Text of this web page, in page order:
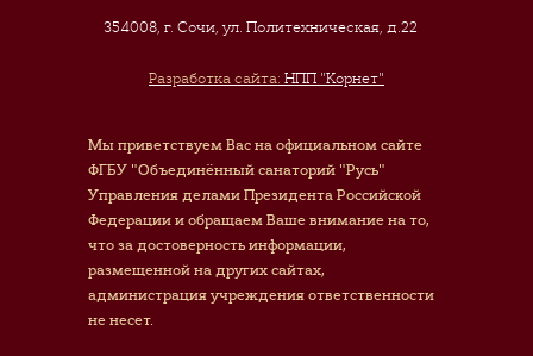
354008, г. Сочи,ул. Политехническая, д.22
Разработка сайта: НПП "Корнет"
Мы приветствуем Вас на официальном сайте
ФГБУ "Объединённый санаторий "Русь"
Управления делами Президента Российской
Федерации и обращаем Ваше внимание на то,
что за достоверность информации,
размещенной на других сайтах,
администрация учреждения ответственности
не несет.